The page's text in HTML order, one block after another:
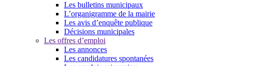
Les bulletins municipaux
L’organigramme de la mairie
Les avis d’enquête publique
Décisions municipales
Les offres d’emploi
Les annonces
Les candidatures spontanées